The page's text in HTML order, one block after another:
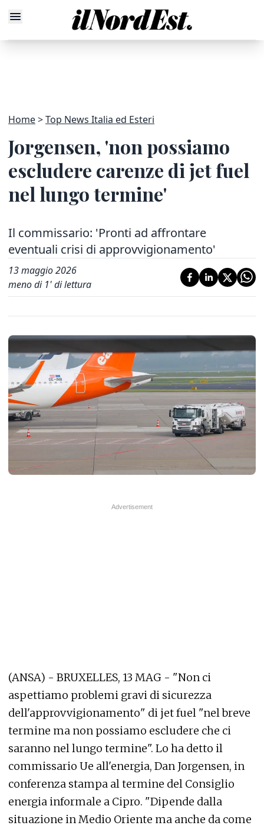
Home Top News Italia ed Esteri
Jorgensen, 'non possiamo
escludere carenze di jet fuel
nel lungo termine'
Il commissario: 'Pronti ad affrontare
eventuali crisi di approvvigionamento'
13 maggio 2026
meno di 1' di lettura
(ANSA) - BRUXELLES, 13 MAG - "Non ci
aspettiamo problemi gravi di sicurezza
dell'approvvigionamento" di jet fuel "nel breve
termine ma non possiamo escludere che ci
saranno nel lungo termine". Lo ha detto il
commissario Ue all'energia, Dan Jorgensen, in
conferenza stampa al termine del Consiglio
energia informale a Cipro. "Dipende dalla
situazione in Medio Oriente ma anche da come